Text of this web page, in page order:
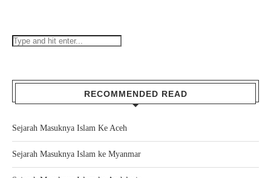
RECOMMENDED READ
Sejarah Masuknya Islam Ke Aceh
Sejarah Masuknya Islam ke Myanmar